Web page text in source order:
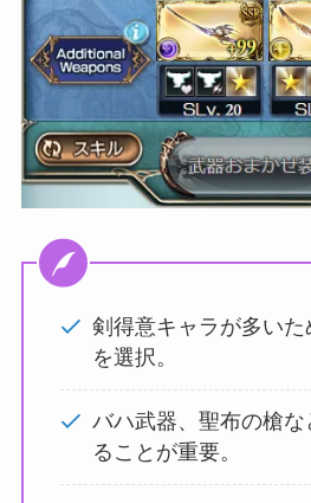
剣得意キャラが多いた
を選択。
バハ武器、聖布の槍
ることが重要。